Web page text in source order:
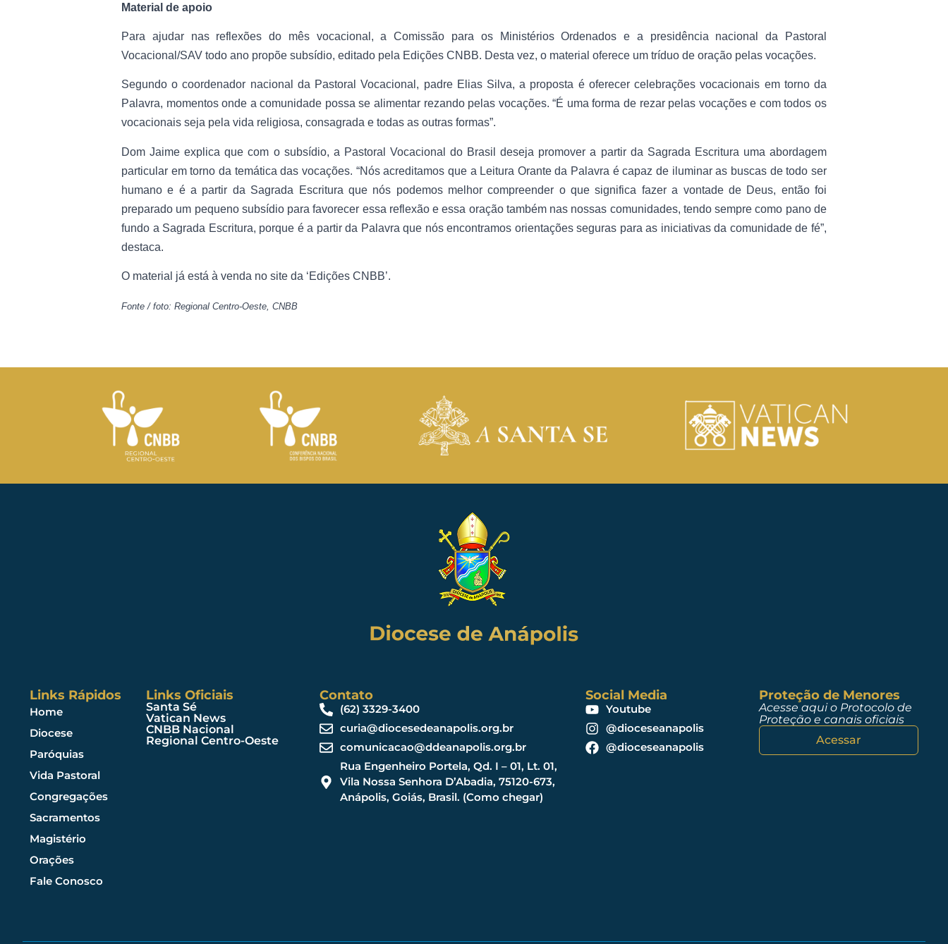
Material de apoio
Para ajudar nas reflexões do mês vocacional, a Comissão para os Ministérios Ordenados e a presidência nacional da Pastoral
Vocacional/SAV todo ano propõe subsídio, editado pela Edições CNBB. Desta vez, o material oferece um tríduo de oração pelas vocações.
Segundo o coordenador nacional da Pastoral Vocacional, padre Elias Silva, a proposta é oferecer celebrações vocacionais em torno da
Palavra, momentos onde a comunidade possa se alimentar rezando pelas vocações. “É uma forma de rezar pelas vocações e com todos os
vocacionais seja pela vida religiosa, consagrada e todas as outras formas”.
Dom Jaime explica que com o subsídio, a Pastoral Vocacional do Brasil deseja promover a partir da Sagrada Escritura uma abordagem
particular em torno da temática das vocações. “Nós acreditamos que a Leitura Orante da Palavra é capaz de iluminar as buscas de todo ser
humano e é a partir da Sagrada Escritura que nós podemos melhor compreender o que significa fazer a vontade de Deus, então foi
preparado um pequeno subsídio para favorecer essa reflexão e essa oração também nas nossas comunidades, tendo sempre como pano de
fundo a Sagrada Escritura, porque é a partir da Palavra que nós encontramos orientações seguras para as iniciativas da comunidade de fé”,
destaca.
O material já está à venda no site da ‘Edições CNBB’.
Fonte / foto: Regional Centro-Oeste, CNBB
Links Rápidos
Home
Diocese
Paróquias
Vida Pastoral
Congregações
Sacramentos
Magistério
Orações
Fale Conosco
Links Oficiais
Santa Sé
Vatican News
CNBB Nacional
Regional Centro-Oeste
Contato
(62) 3329-3400
curia@diocesedeanapolis.org.br
comunicacao@ddeanapolis.org.br
Rua Engenheiro Portela, Qd. I – 01, Lt. 01,
Vila Nossa Senhora D’Abadia, 75120-673,
Anápolis, Goiás, Brasil. (Como chegar)
Social Media
Youtube
@dioceseanapolis
@dioceseanapolis
Proteção de Menores
Acesse aqui o Protocolo de
Proteção e canais oficiais
Acessar